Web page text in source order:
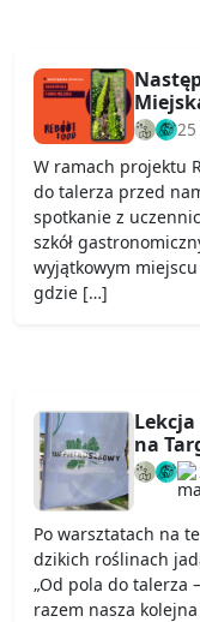
W ramach projektu
do talerza przed
spotkanie z
szkół
wyjątkowym
gdzie […]
na
Po warsztatach na
dzikich roślinach
„Od pola do talerza
razem nasza